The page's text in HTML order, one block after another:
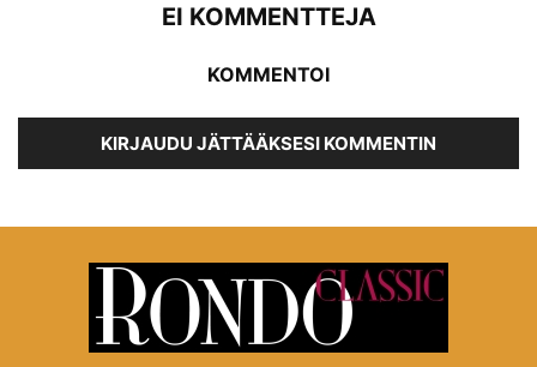
EI KOMMENTTEJA
KOMMENTOI
KIRJAUDU JÄTTÄÄKSESI KOMMENTIN